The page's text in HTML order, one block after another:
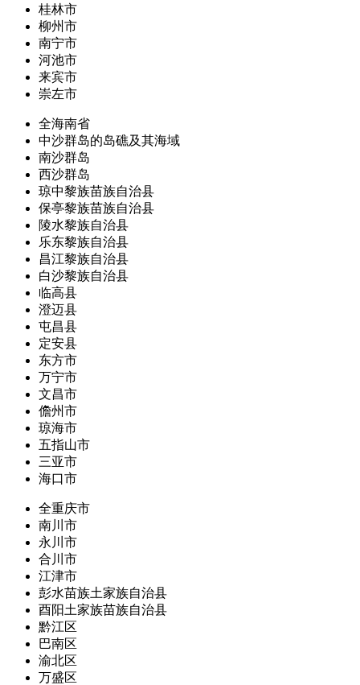
桂林市
柳州市
南宁市
河池市
来宾市
崇左市
全海南省
中沙群岛的岛礁及其海域
南沙群岛
西沙群岛
琼中黎族苗族自治县
保亭黎族苗族自治县
陵水黎族自治县
乐东黎族自治县
昌江黎族自治县
白沙黎族自治县
临高县
澄迈县
屯昌县
定安县
东方市
万宁市
文昌市
儋州市
琼海市
五指山市
三亚市
海口市
全重庆市
南川市
永川市
合川市
江津市
彭水苗族土家族自治县
酉阳土家族苗族自治县
黔江区
巴南区
渝北区
万盛区